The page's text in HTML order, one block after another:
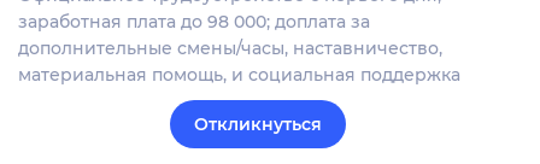
заработная плата до 98 000; доплата за
дополнительные смены/часы, наставничество,
материальная помощь, и социальная поддержка
Откликнуться